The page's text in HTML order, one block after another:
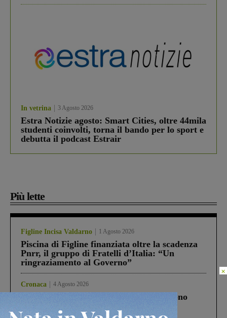
In vetrina 3 Agosto 2026
Estra Notizie agosto: Smart Cities, oltre 44mila
studenti coinvolti, torna il bando per lo sport e
debutta il podcast Estrair
Più lette
Figline Incisa Valdarno 1 Agosto 2026
Piscina di Figline finanziata oltre la scadenza
Pnrr, il gruppo di Fratelli d’Italia: “Un
ringraziamento al Governo”
Cronaca 4 Agosto 2026
Un anno fa la strage in A1 in cui morirono
Gianni, Giulia e Franco. Lo schianto, il
processo, lo stop ai sorpassi fra tir....
×